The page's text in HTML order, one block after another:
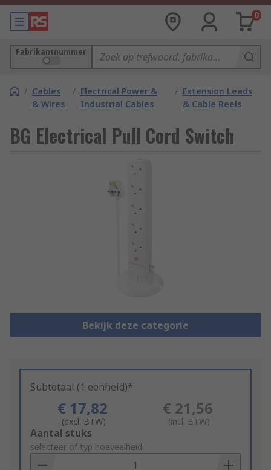
0
Fabrikantnummer
/ Cables
& Wires
/ Electrical Power &
Industrial Cables
/ Extension Leads
& Cable Reels
BG Electrical Pull Cord Switch
Bekijk deze categorie
Subtotaal (1 eenheid)*
€ 17,82
(excl. BTW)
€ 21,56
(incl. BTW)
Add
to
Basket
Aantal stuks
selecteer of typ hoeveelheid